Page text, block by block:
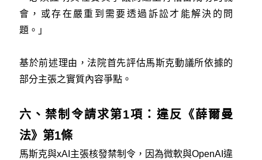
會，或存在嚴重到需要透過訴訟才能解決的問
題。」
基於前述理由，法院首先評估馬斯克動議所依據的
部分主張之實質內容爭點。
六、禁制令請求第1項：違反《薛爾曼
法》第1條
馬斯克與xAI主張核發禁制令，因為微軟與OpenAI違